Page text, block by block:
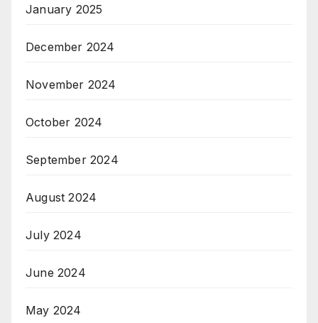
January 2025
December 2024
November 2024
October 2024
September 2024
August 2024
July 2024
June 2024
May 2024